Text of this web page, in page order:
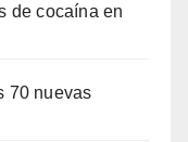
de cocaína en
70 nuevas